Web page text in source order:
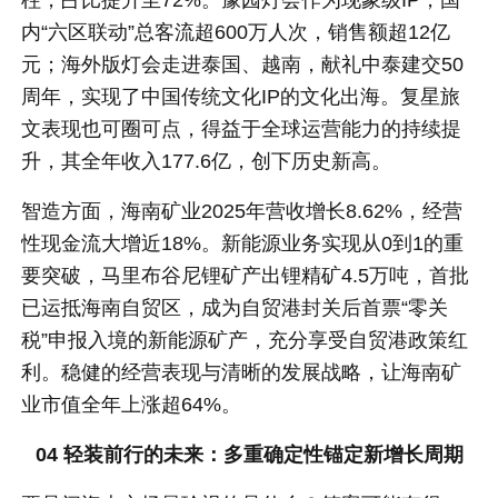
内“六区联动”总客流超600万人次，销售额超12亿
元；海外版灯会走进泰国、越南，献礼中泰建交50
周年，实现了中国传统文化IP的文化出海。复星旅
文表现也可圈可点，得益于全球运营能力的持续提
升，其全年收入177.6亿，创下历史新高。
智造方面，海南矿业2025年营收增长8.62%，经营
性现金流大增近18%。新能源业务实现从0到1的重
要突破，马里布谷尼锂矿产出锂精矿4.5万吨，首批
已运抵海南自贸区，成为自贸港封关后首票“零关
税”申报入境的新能源矿产，充分享受自贸港政策红
利。稳健的经营表现与清晰的发展战略，让海南矿
业市值全年上涨超64%。
04 轻装前行的未来：多重确定性锚定新增长周期